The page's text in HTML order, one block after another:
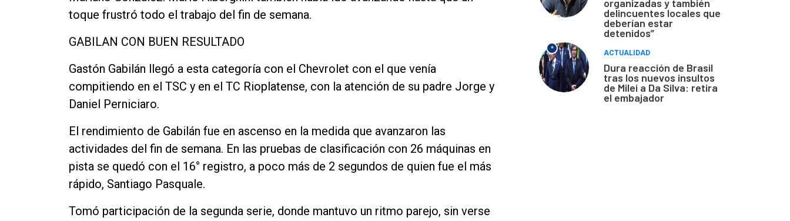
Contacto
toque frustró todo el trabajo del fin de semana.
GABILAN CON BUEN RESULTADO
Gastón Gabilán llegó a esta categoría con el Chevrolet con el que venía
compitiendo en el TSC y en el TC Rioplatense, con la atención de su padre Jorge y
Daniel Perniciaro.
El rendimiento de Gabilán fue en ascenso en la medida que avanzaron las
actividades del fin de semana. En las pruebas de clasificación con 26 máquinas en
pista se quedó con el 16° registro, a poco más de 2 segundos de quien fue el más
rápido, Santiago Pasquale.
Tomó participación de la segunda serie, donde mantuvo un ritmo parejo, sin verse
organizadas y también
delincuentes locales que
deberían estar
detenidos”
*
ACTUALIDAD
Dura reacción de Brasil
tras los nuevos insultos
de Milei a Da Silva: retira
el embajador